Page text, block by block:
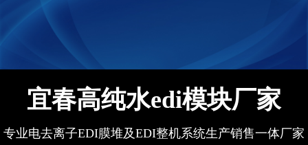
宜春高纯水edi模块厂家
专业电去离子EDI膜堆及EDI整机系统生产销售一体厂家